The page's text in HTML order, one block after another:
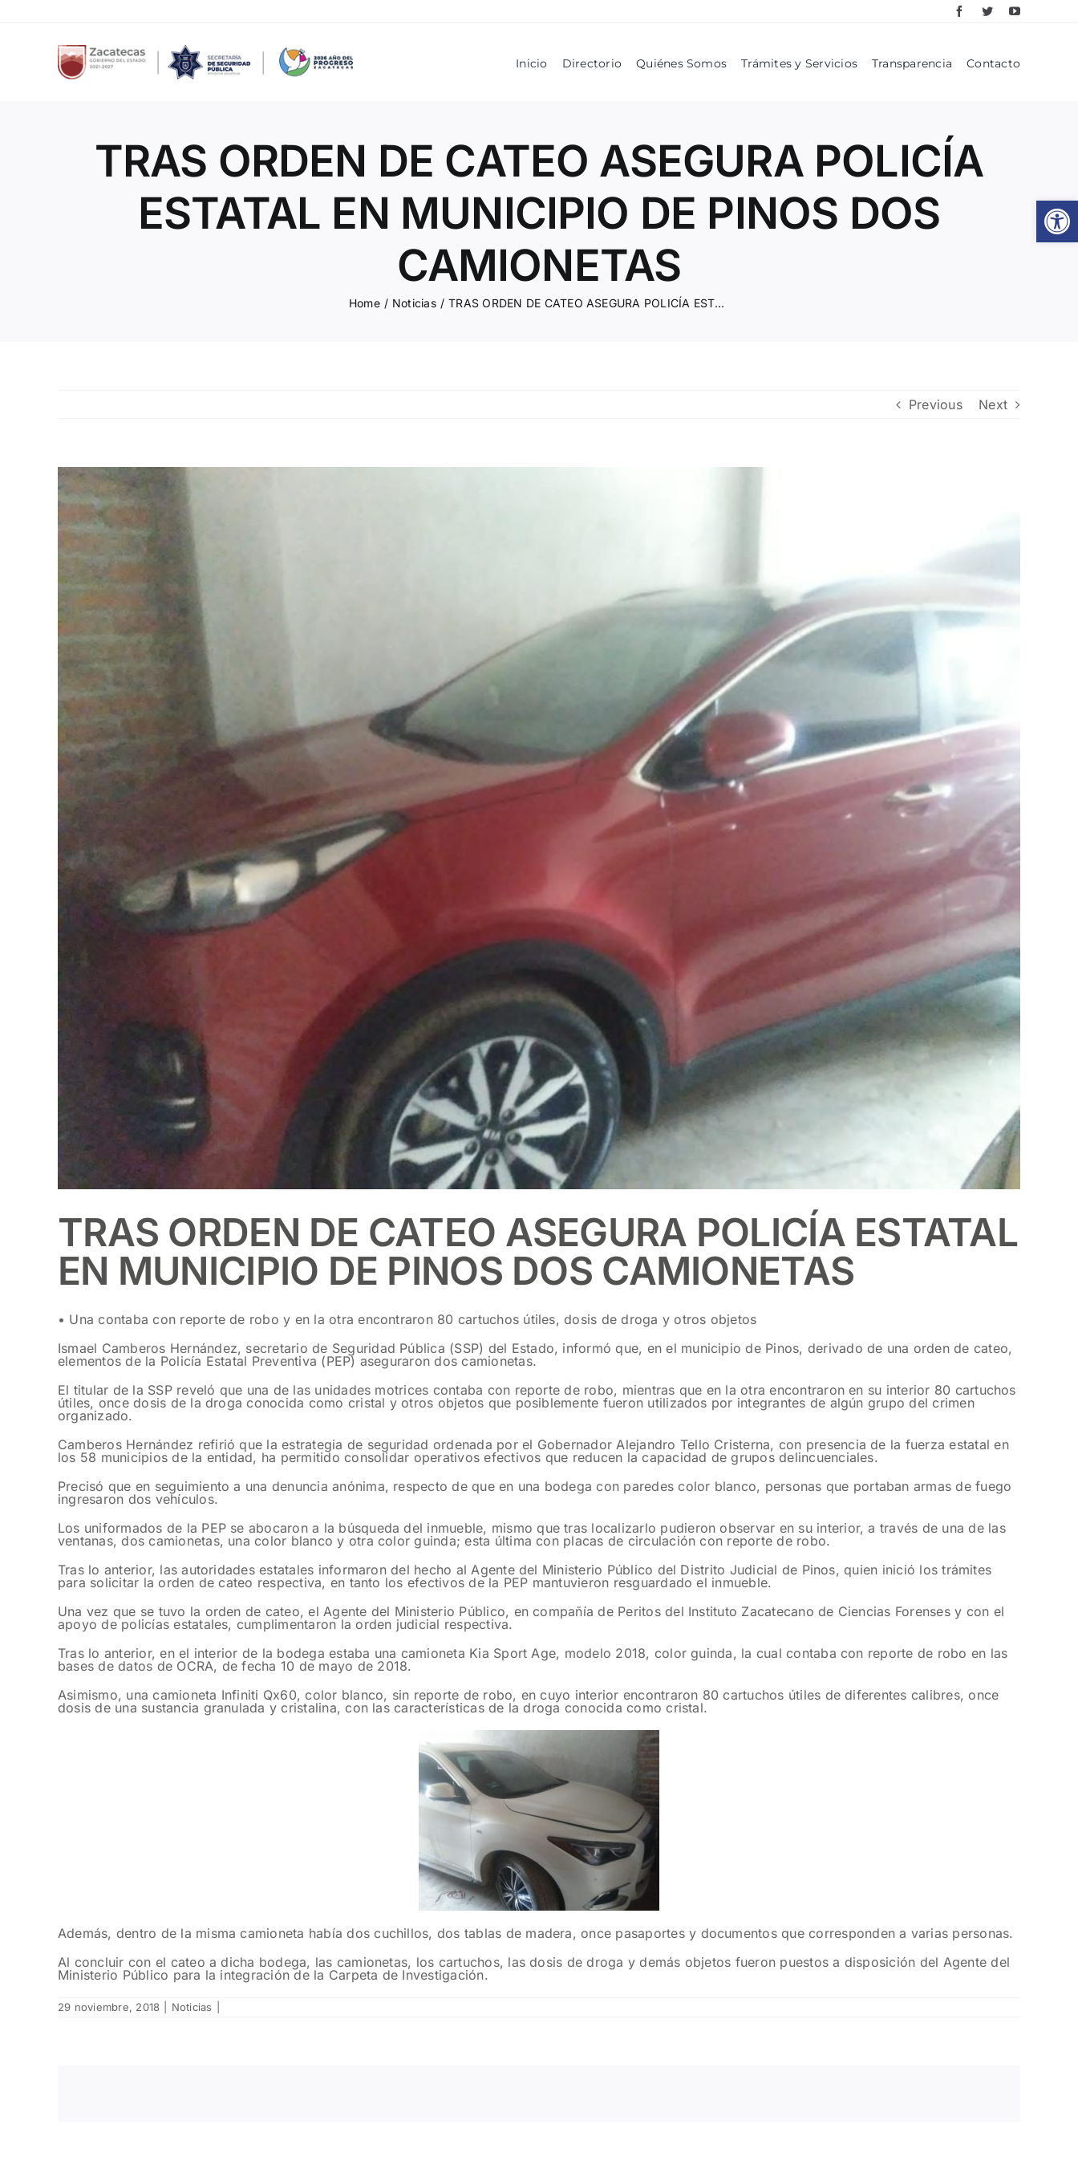
Abrir
Inicio Directorio Quiénes Somos Trámites y Servicios Transparencia Contacto
TRAS ORDEN DE CATEO ASEGURA POLICÍA
ESTATAL EN MUNICIPIO DE PINOS DOS
CAMIONETAS
Home / Noticias / TRAS ORDEN DE CATEO ASEGURA POLICÍA ESTATAL EN MUNICIPIO DE PINOS DOS CAMIONETAS
Previous Next
View
Larger
Image
TRAS ORDEN DE CATEO ASEGURA POLICÍA ESTATAL
EN MUNICIPIO DE PINOS DOS CAMIONETAS
• Una contaba con reporte de robo y en la otra encontraron 80 cartuchos útiles, dosis de droga y otros objetos
Ismael Camberos Hernández, secretario de Seguridad Pública (SSP) del Estado, informó que, en el municipio de Pinos, derivado de una orden de cateo,
elementos de la Policía Estatal Preventiva (PEP) aseguraron dos camionetas.
El titular de la SSP reveló que una de las unidades motrices contaba con reporte de robo, mientras que en la otra encontraron en su interior 80 cartuchos
útiles, once dosis de la droga conocida como cristal y otros objetos que posiblemente fueron utilizados por integrantes de algún grupo del crimen
organizado.
Camberos Hernández refirió que la estrategia de seguridad ordenada por el Gobernador Alejandro Tello Cristerna, con presencia de la fuerza estatal en
los 58 municipios de la entidad, ha permitido consolidar operativos efectivos que reducen la capacidad de grupos delincuenciales.
Precisó que en seguimiento a una denuncia anónima, respecto de que en una bodega con paredes color blanco, personas que portaban armas de fuego
ingresaron dos vehículos.
Los uniformados de la PEP se abocaron a la búsqueda del inmueble, mismo que tras localizarlo pudieron observar en su interior, a través de una de las
ventanas, dos camionetas, una color blanco y otra color guinda; esta última con placas de circulación con reporte de robo.
Tras lo anterior, las autoridades estatales informaron del hecho al Agente del Ministerio Público del Distrito Judicial de Pinos, quien inició los trámites
para solicitar la orden de cateo respectiva, en tanto los efectivos de la PEP mantuvieron resguardado el inmueble.
Una vez que se tuvo la orden de cateo, el Agente del Ministerio Público, en compañía de Peritos del Instituto Zacatecano de Ciencias Forenses y con el
apoyo de policías estatales, cumplimentaron la orden judicial respectiva.
Tras lo anterior, en el interior de la bodega estaba una camioneta Kia Sport Age, modelo 2018, color guinda, la cual contaba con reporte de robo en las
bases de datos de OCRA, de fecha 10 de mayo de 2018.
Asimismo, una camioneta Infiniti Qx60, color blanco, sin reporte de robo, en cuyo interior encontraron 80 cartuchos útiles de diferentes calibres, once
dosis de una sustancia granulada y cristalina, con las características de la droga conocida como cristal.
Además, dentro de la misma camioneta había dos cuchillos, dos tablas de madera, once pasaportes y documentos que corresponden a varias personas.
Al concluir con el cateo a dicha bodega, las camionetas, los cartuchos, las dosis de droga y demás objetos fueron puestos a disposición del Agente del
Ministerio Público para la integración de la Carpeta de Investigación.
29 noviembre, 2018 Noticias